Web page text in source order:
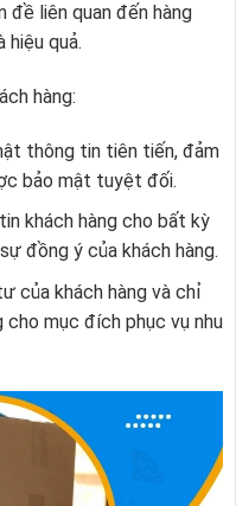
đề liên quan đến hàng
hiệu quả.
hàng:
thông tin tiên tiến, đảm
bảo mật tuyệt đối.
khách hàng cho bất kỳ
đồng ý của khách hàng.
của khách hàng và chỉ
mục đích phục vụ nhu